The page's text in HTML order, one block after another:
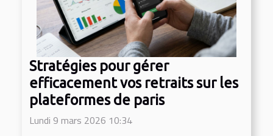
Stratégies pour gérer
efficacement vos retraits sur les
plateformes de paris
Lundi 9 mars 2026 10:34